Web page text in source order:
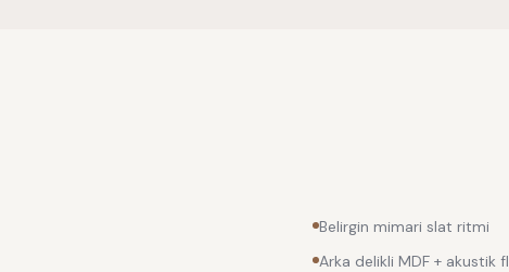
Belirgin mimari slat ritmi
Arka delikli MDF + akustik